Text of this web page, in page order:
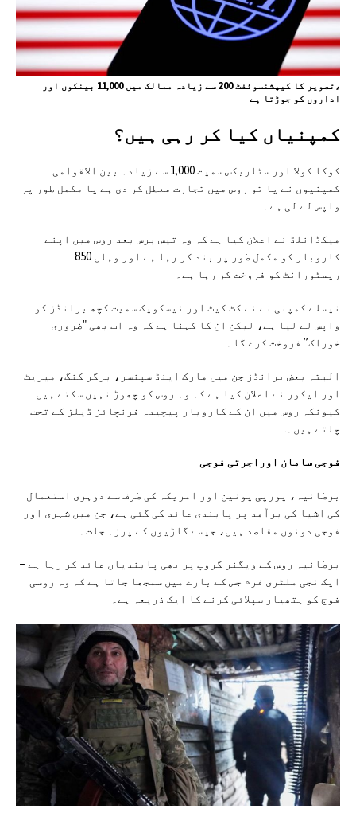
،تصویر کا کیپشنسوئفٹ 200 سے زیادہ ممالک میں 11,000 بینکوں اور
اداروں کو جوڑتا ہے
کمپنیاں کیا کر رہی ہیں؟
کوکا کولا اور سٹاربکس سمیت 1,000 سے زیادہ بین الاقوامی
کمپنیوں نے یا تو روس میں تجارت معطل کر دی ہے یا مکمل طور پر
واپس لے لی ہے۔
میکڈانلڈ نے اعلان کیا ہے کہ وہ تیس برس بعد روس میں اپنے
کاروبار کو مکمل طور پر بند کر رہا ہے اور وہاں 850
ریسٹورانٹ کو فروخت کر رہا ہے۔
نیسلے کمپنی نے نے کٹ کیٹ اور نیسکویک سمیت کچھ برانڈز کو
واپس لے لیا ہے، لیکن ان کا کہنا ہے کہ وہ اب بھی "ضروری
خوراک” فروخت کرے گا۔
البتہ بعض برانڈز جن میں مارک اینڈ سپنسر، برگر کنگ، میریٹ
اور ایکور نے اعلان کیا ہے کہ وہ روس کو چھوڑ نہیں سکتے ہیں
کیونکہ روس میں ان کے کاروبار پیچیدہ فرنچائز ڈیلز کے تحت
چلتے ہیں۔.
فوجی سامان اور اجرتی فوجی
برطانیہ، یورپی یونین اور امریکہ کی طرف سے دوہری استعمال
کی اشیا کی برآمد پر پابندی عائد کی گئی ہے، جن میں شہری اور
فوجی دونوں مقاصد ہیں، جیسے گاڑیوں کے پرزہ جات۔
برطانیہ روس کے ویگنر گروپ پر بھی پابندیاں عائد کر رہا ہے –
ایک نجی ملٹری فرم جس کے بارے میں سمجھا جاتا ہے کہ وہ روسی
فوج کو ہتھیار سپلائی کرنے کا ایک ذریعہ ہے۔